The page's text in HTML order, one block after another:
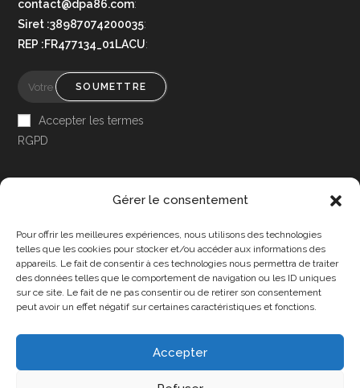
Gérer le consentement
Pour offrir les meilleures expériences, nous utilisons des technologies
telles que les cookies pour stocker et/ou accéder aux informations des
appareils. Le fait de consentir à ces technologies nous permettra de traiter
des données telles que le comportement de navigation ou les ID uniques
sur ce site. Le fait de ne pas consentir ou de retirer son consentement
peut avoir un effet négatif sur certaines caractéristiques et fonctions.
Accepter
contact@dpa86.com:
Siret :38987074200035:
REP :FR477134_01LACU:
SOUMETTRE
Accepter les termes
RGPD
Accessibilité
Mon Compte
Contact